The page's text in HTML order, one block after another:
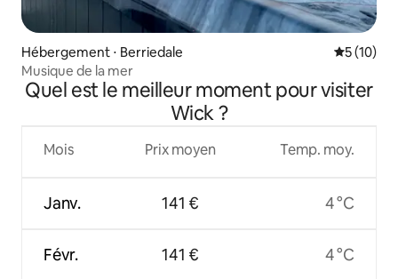
Hébergement ⋅ Berriedale
5 (10)
Musique de la mer
Quel est le meilleur moment pour visiter
Wick ?
Mois
Janv.
Févr.
Prix moyen
141 €
141 €
Temp. moy.
4 °C
4 °C